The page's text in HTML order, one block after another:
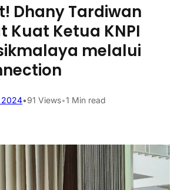
Dhany Tardiwan
Kuat Ketua KNPI
melalui
2024•91 Views•1 Min read